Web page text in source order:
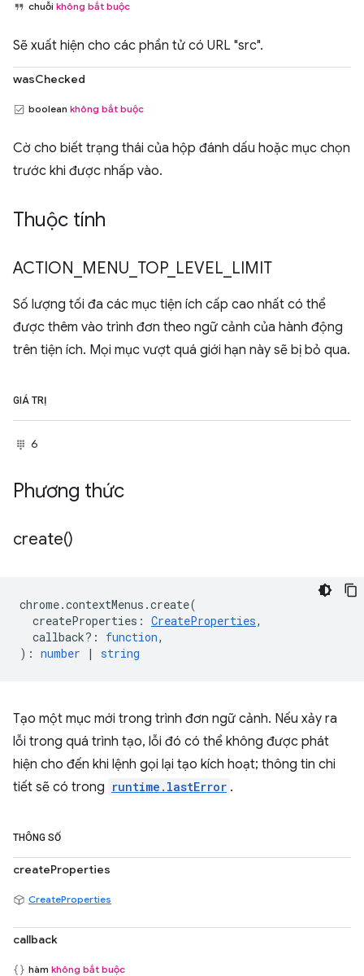
chuỗi không bắt buộc
Sẽ xuất hiện cho các phần tử có URL "src".
wasChecked
boolean không bắt buộc
Cờ cho biết trạng thái của hộp đánh dấu hoặc mục chọn
trước khi được nhấp vào.
Thuộc tính
ACTION MENU TOP_ LEVEL LIMIT
Số lượng tối đa các mục tiện ích cấp cao nhất có thể
được thêm vào trình đơn theo ngữ cảnh của hành động
trên tiện ích. Mọi mục vượt quá giới hạn này sẽ bị bỏ qua.
GIÁ TRỊ
6
Phương thức
create()
chrome.contextMenus .create(
createProperties : CreateProperties,
callback? : function,
) : number | string
Tạo một mục mới trong trình đơn ngữ cảnh. Nếu xảy ra
lỗi trong quá trình tạo, lỗi đó có thể không được phát
hiện cho đến khi lệnh gọi lại tạo kích hoạt; thông tin chi
tiết sẽ có trong runtime.lastError .
THÔNG SỐ
createProperties
CreateProperties
callback
hàm không bắt buộc